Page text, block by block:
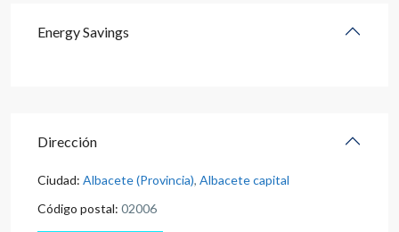
Energy Savings
Dirección
Ciudad: Albacete (Provincia), Albacete capital
Código postal: 02006